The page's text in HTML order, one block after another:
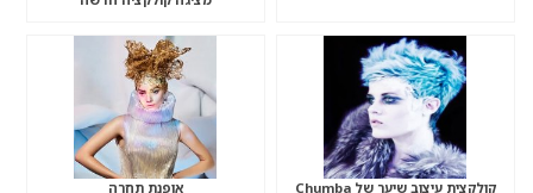
קולקצית עיצוב שיער של Chumba
אופנת תחרה